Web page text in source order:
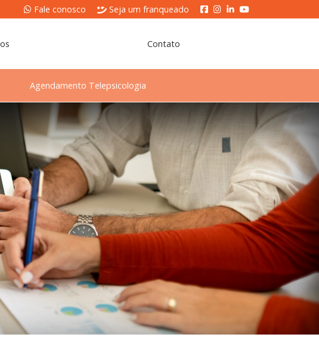
Fale conosco Seja um franqueado
Contato
Agendamento Telepsicologia